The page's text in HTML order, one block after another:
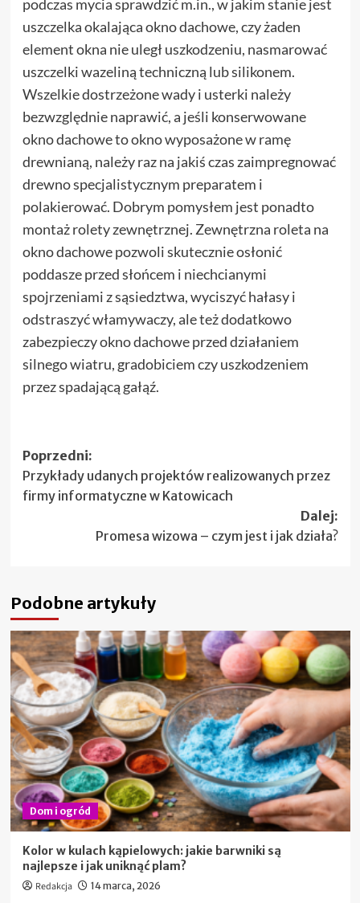
podczas mycia sprawdzić m.in., w jakim stanie jest
uszczelka okalająca okno dachowe, czy żaden
element okna nie uległ uszkodzeniu, nasmarować
uszczelki wazeliną techniczną lub silikonem.
Wszelkie dostrzeżone wady i usterki należy
bezwzględnie naprawić, a jeśli konserwowane
okno dachowe to okno wyposażone w ramę
drewnianą, należy raz na jakiś czas zaimpregnować
drewno specjalistycznym preparatem i
polakierować. Dobrym pomysłem jest ponadto
montaż rolety zewnętrznej. Zewnętrzna roleta na
okno dachowe pozwoli skutecznie osłonić
poddasze przed słońcem i niechcianymi
spojrzeniami z sąsiedztwa, wyciszyć hałasy i
odstraszyć włamywaczy, ale też dodatkowo
zabezpieczy okno dachowe przed działaniem
silnego wiatru, gradobiciem czy uszkodzeniem
przez spadającą gałąź.
Zobacz
wpisy
Poprzedni:
Przykłady udanych projektów realizowanych przez
firmy informatyczne w Katowicach
Dalej:
Promesa wizowa – czym jest i jak działa?
Podobne artykuły
Dom i ogród
Kolor w kulach kąpielowych: jakie barwniki są
najlepsze i jak uniknąć plam?
Redakcja 14 marca, 2026